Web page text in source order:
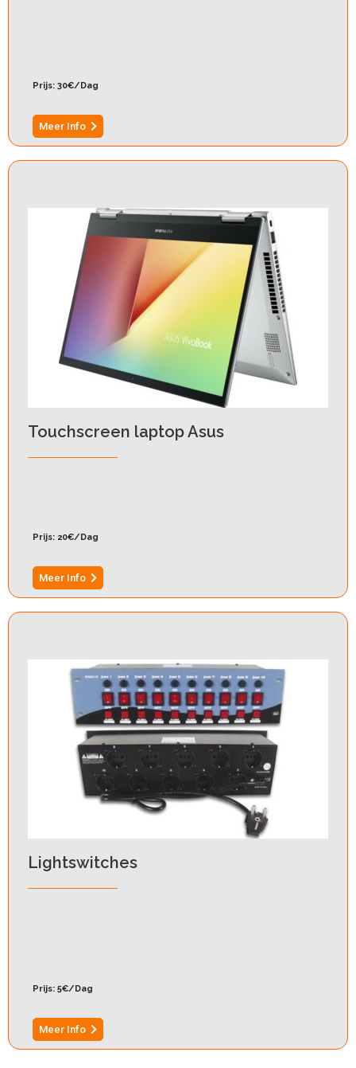
Prijs: 30€/Dag
Meer Info
Touchscreen laptop Asus
Prijs: 20€/Dag
Meer Info
Lightswitches
Prijs: 5€/Dag
Meer Info